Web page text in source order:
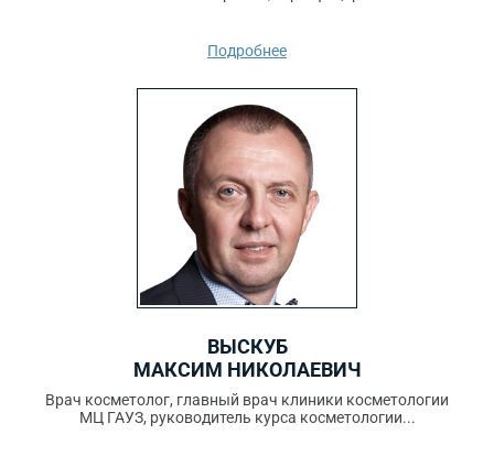
Подробнее
ВЫСКУБ
МАКСИМ НИКОЛАЕВИЧ
Врач косметолог, главный врач клиники косметологии
МЦ ГАУЗ, руководитель курса косметологии...